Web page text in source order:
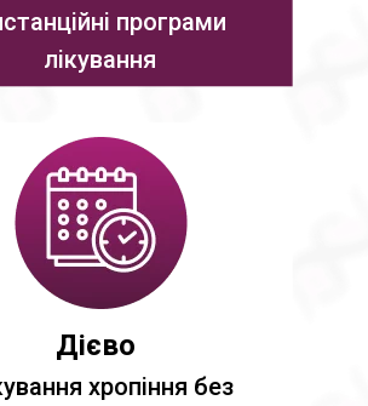
програми
лікування
Дієво
хропіння без